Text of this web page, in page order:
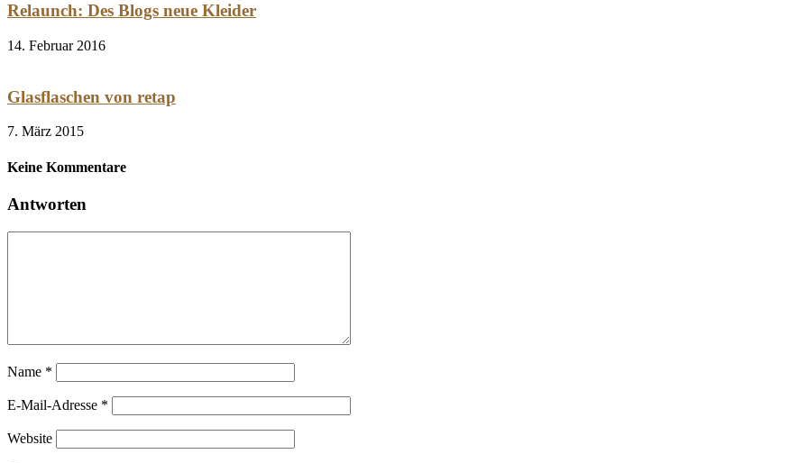
Relaunch: Des Blogs neue Kleider
14. Februar 2016
Glasflaschen von retap
7. März 2015
Keine Kommentare
Antworten
Name *
E-Mail-Adresse *
Website